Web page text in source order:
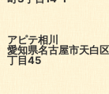
アピテ相川
愛知県名古屋市天白
丁目45